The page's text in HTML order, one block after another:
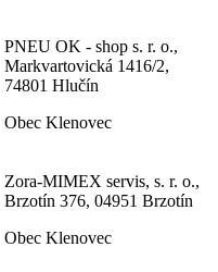
PNEU OK - shop s. r. o.,
Markvartovická 1416/2,
74801 Hlučín
Obec Klenovec
Zora-MIMEX servis, s. r. o.,
Brzotín 376, 04951 Brzotín
Obec Klenovec